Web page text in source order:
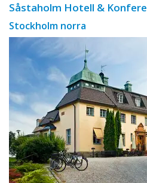
Såstaholm Hotell &
Stockholm norra